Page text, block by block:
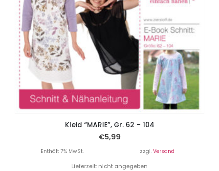
Kleid “MARIE”, Gr. 62 – 104
€5,99
Enthält 7% MwSt. zzgl. Versand
Lieferzeit: nicht angegeben